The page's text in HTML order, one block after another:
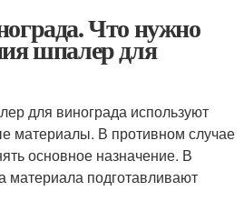
Что нужно
шпалер для
для винограда используют
материалы. В противном случае
основное назначение. В
материала подготавливают